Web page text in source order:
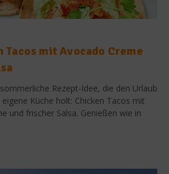
Tacos mit Avocado Creme
Rezept-Idee, die den Urlaub
Küche holt: Chicken Tacos mit
und frischer Salsa. Genießen wie in